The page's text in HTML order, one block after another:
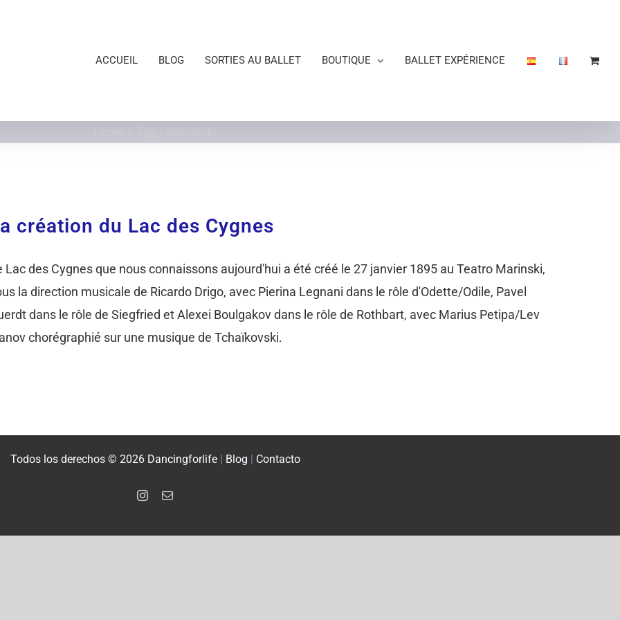
ACCUEIL BLOG SORTIES AU BALLET BOUTIQUE BALLET EXPÉRIENCE
création du Lac des Cygnes
Lac des Cygnes que nous connaissons aujourd'hui a été créé le 27 janvier 1895 au Teatro Marinski,
la direction musicale de Ricardo Drigo, avec Pierina Legnani dans le rôle d'Odette/Odile, Pavel
dans le rôle de Siegfried et Alexei Boulgakov dans le rôle de Rothbart, avec Marius Petipa/Lev
chorégraphié sur une musique de Tchaïkovski.
Todos los derechos © 2026 Dancingforlife | Blog | Contacto
Instagram
Email